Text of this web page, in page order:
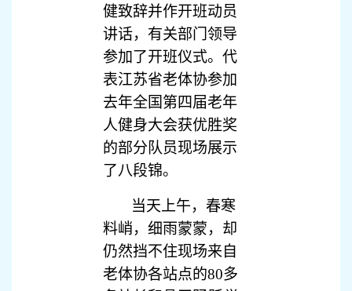
健致辞并作开班动员
讲话，有关部门领导
参加了开班仪式。代
表江苏省老体协参加
去年全国第四届老年
人健身大会获优胜奖
的部分队员现场展示
了八段锦。
当天上午，春寒
料峭，细雨蒙蒙，却
仍然挡不住现场来自
老体协各站点的80多